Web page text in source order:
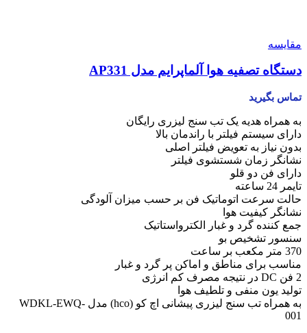
مقایسه
دستگاه تصفیه هوا آلماپرایم مدل AP331
تماس بگیرید
به همراه هدیه یک تب سنج لیزری رایگان
دارای سیستم فیلتر با راندمان بالا
بدون نیاز به تعویض فیلتر اصلی
نشانگر زمان شستشوی فیلتر
دارای فن دو قلو
تایمر 24 ساعته
حالت سرعت اتوماتیک فن بر حسب میزان آلودگی
نشانگر کیفیت هوا
جمع کننده گرد و غبار الکترواستاتیک
سنسور تشخیص بو
370 متر مکعب بر ساعت
مناسب برای مناطق و اماکن پر گرد و غبار
2 فن DC در نتیجه مصرف کم انرژی
تولید یون منفی و تلطیف هوا
به همراه تب سنج لیزری پیشانی اچ کو (hco) مدل WDKL-EWQ-
001